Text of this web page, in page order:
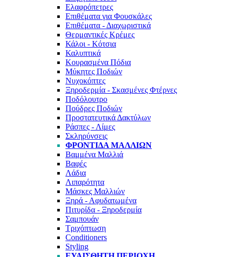
Ελαφρόπετρες
Επιθέματα για Φουσκάλες
Επιθέματα - Διαχωριστικά
Θερμαντικές Κρέμες
Κάλοι - Κότσια
Καλυπτικά
Κουρασμένα Πόδια
Μύκητες Ποδιών
Νυχοκόπτες
Ξηροδερμία - Σκασμένες Φτέρνες
Ποδόλουτρο
Πούδρες Ποδιών
Προστατευτικά Δακτύλων
Ράσπες - Λίμες
Σκληρύνσεις
ΦΡΟΝΤΊΔΑ ΜΑΛΛΙΏΝ
Βαμμένα Μαλλιά
Βαφές
Λάδια
Λιπαρότητα
Μάσκες Μαλλιών
Ξηρά - Αφυδατωμένα
Πιτυρίδα - Ξηροδερμία
Σαμπουάν
Τριχόπτωση
Conditioners
Styling